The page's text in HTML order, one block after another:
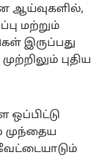
ஆய்வுகளில்,
மற்றும்
இருப்பது
புதிய
முந்தைய